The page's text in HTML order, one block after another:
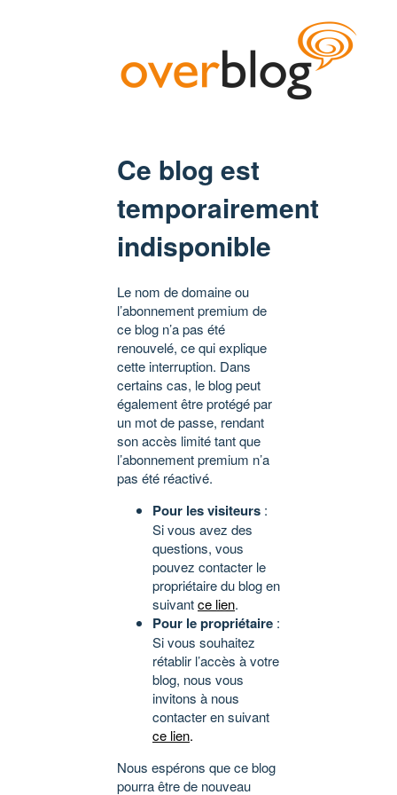
Ce blog est
temporairement
indisponible
Le nom de domaine ou
l’abonnement premium de
ce blog n’a pas été
renouvelé, ce qui explique
cette interruption. Dans
certains cas, le blog peut
également être protégé par
un mot de passe, rendant
son accès limité tant que
l’abonnement premium n’a
pas été réactivé.
Pour les visiteurs :
Si vous avez des
questions, vous
pouvez contacter le
propriétaire du blog en
suivantce lien.
Pour le propriétaire :
Si vous souhaitez
rétablir l’accès à votre
blog, nous vous
invitons à nous
contacter en suivant
ce lien.
Nous espérons que ce blog
pourra être de nouveau